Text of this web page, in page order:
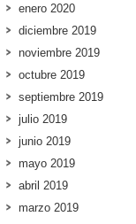
enero 2020
diciembre 2019
noviembre 2019
octubre 2019
septiembre 2019
julio 2019
junio 2019
mayo 2019
abril 2019
marzo 2019